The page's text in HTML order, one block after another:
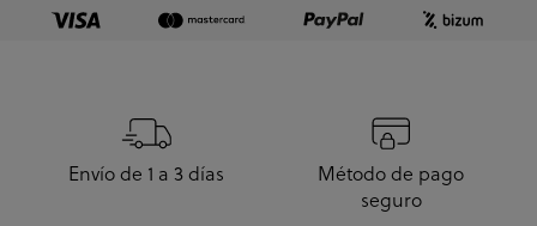
Envío de 1 a 3 días
Método de pago
seguro